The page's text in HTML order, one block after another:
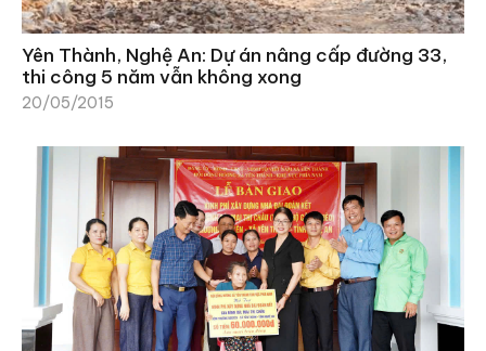
Yên Thành, Nghệ An: Dự án nâng cấp đường 33,
thi công 5 năm vẫn không xong
20/05/2015